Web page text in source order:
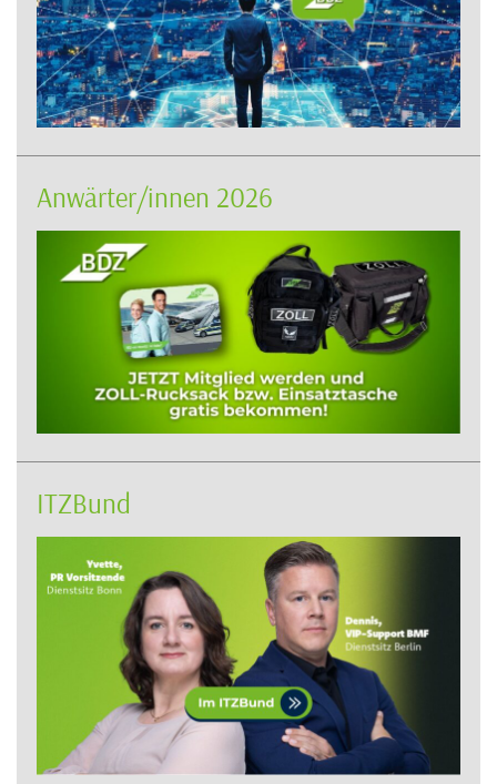
Anwärter/innen 2026
ITZBund